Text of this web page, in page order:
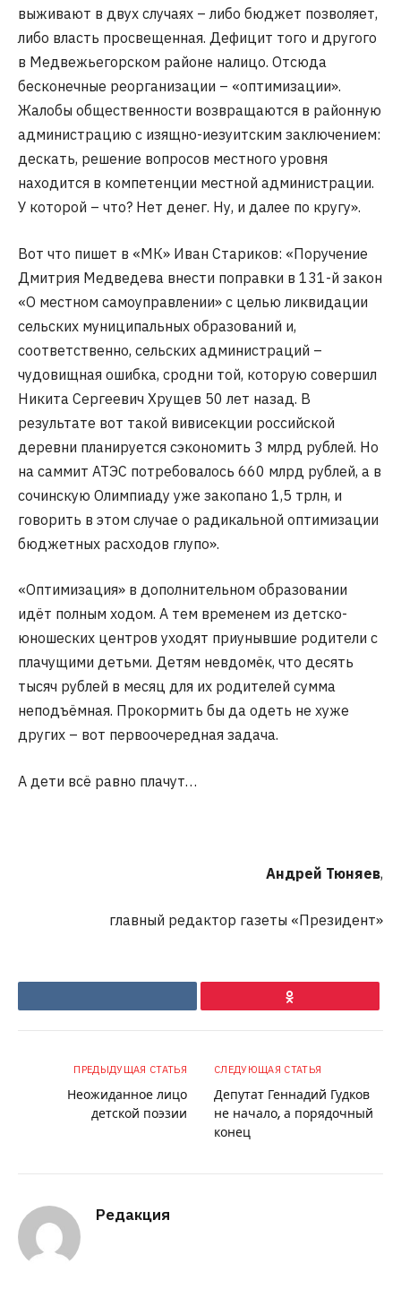
выживают в двух случаях – либо бюджет позволяет,
либо власть просвещенная. Дефицит того и другого
в Медвежьегорском районе налицо. Отсюда
бесконечные реорганизации – «оптимизации».
Жалобы общественности возвращаются в районную
администрацию с изящно-иезуитским заключением:
дескать, решение вопросов местного уровня
находится в компетенции местной администрации.
У которой – что? Нет денег. Ну, и далее по кругу».
Вот что пишет в «МК» Иван Стариков: «Поручение
Дмитрия Медведева внести поправки в 131-й закон
«О местном самоуправлении» с целью ликвидации
сельских муниципальных образований и,
соответственно, сельских администраций –
чудовищная ошибка, сродни той, которую совершил
Никита Сергеевич Хрущев 50 лет назад. В
результате вот такой вивисекции российской
деревни планируется сэкономить 3 млрд рублей. Но
на саммит АТЭС потребовалось 660 млрд рублей, а в
сочинскую Олимпиаду уже закопано 1,5 трлн, и
говорить в этом случае о радикальной оптимизации
бюджетных расходов глупо».
«Оптимизация» в дополнительном образовании
идёт полным ходом. А тем временем из детско-
юношеских центров уходят приунывшие родители с
плачущими детьми. Детям невдомёк, что десять
тысяч рублей в месяц для их родителей сумма
неподъёмная. Прокормить бы да одеть не хуже
других – вот первоочередная задача.
А дети всё равно плачут…
Андрей Тюняев,
главный редактор газеты «Президент»
Ok
ПРЕДЫДУЩАЯ СТАТЬЯ
Неожиданное лицо
детской поэзии
СЛЕДУЮЩАЯ СТАТЬЯ
Депутат Геннадий Гудков
не начало, а порядочный
конец
Редакция